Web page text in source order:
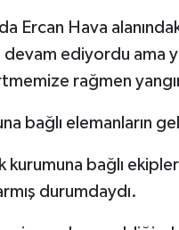
Ercan Hava
ediyordu ama
rağmen
bağlı elemanların
kurumuna bağlı
durumdaydı.